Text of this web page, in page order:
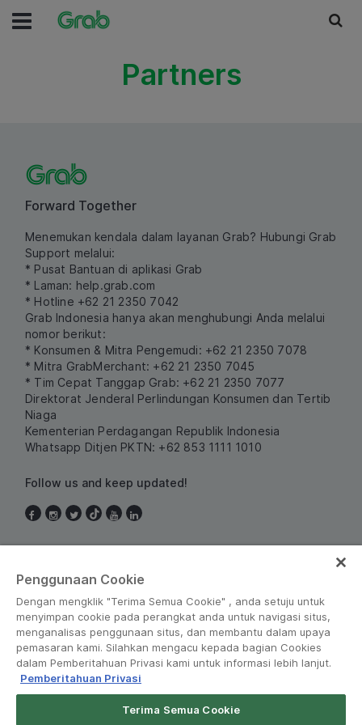
Partners
Forward Together
Menemukan kendala dalam layanan Grab? Hubungi Grab
Support melalui:
* Pusat Bantuan di aplikasi Grab
* Laman: help.grab.com
* Hotline +62 21 2350 7042
Grab Indonesia hanya akan menghubungi Anda melalui
nomor berikut:
* Konsumen & Mitra Pengemudi: +62 21 2350 7078
* Mitra GrabMerchant: +62 21 2350 7045
* Tim Cepat Tanggap Grab: +62 21 2350 7077
Direktorat Jenderal Perlindungan Konsumen dan Tertib
Niaga
Kementerian Perdagangan Republik Indonesia
Whatsapp Ditjen PKTN: +62 853 1111 1010
Follow us and keep updated!
Penggunaan Cookie
Dengan mengklik "Terima Semua Cookie" , anda setuju untuk
menyimpan cookie pada perangkat anda untuk navigasi situs,
menganalisas penggunaan situs, dan membantu dalam upaya
pemasaran kami. Silahkan mengacu kepada bagian Cookies
dalam Pemberitahuan Privasi kami untuk informasi lebih lanjut.
Pemberitahuan Privasi
Terima Semua Cookie